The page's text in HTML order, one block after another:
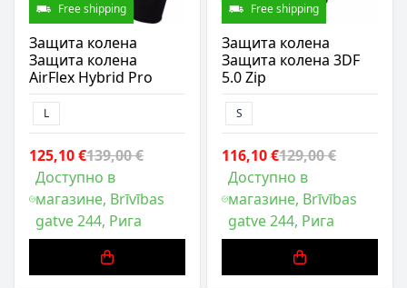
Free shipping
Защита колена
Защита колена
AirFlex Hybrid Pro
L
125,10 €139,00 €
Доступно в
магазине, Brīvības
gatve 244, Рига
Free shipping
Защита колена
Защита колена 3DF
5.0 Zip
S
116,10 €129,00 €
Доступно в
магазине, Brīvības
gatve 244, Рига